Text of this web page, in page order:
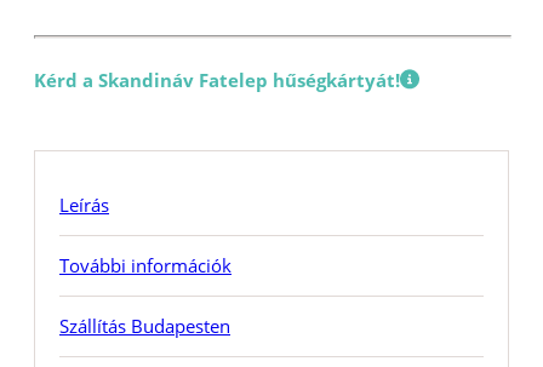
Kérd a Skandináv Fatelep hűségkártyát!
Leírás
További információk
Szállítás Budapesten